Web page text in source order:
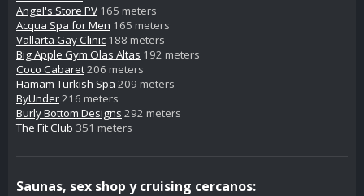
Angel's Store PV 165 meters
Acqua Spa for Men 165 meters
Vallarta Gay Clinic 188 meters
Big Apple Gym Olas Altas 192 meters
Coco Cabaret206 meters
Hamam Turkish Spa 209 meters
ByUnder216 meters
Burly Bottom Designs 292 meters
The Fit Club 351 meters
Saunas, sex shop y cruising cercanos: